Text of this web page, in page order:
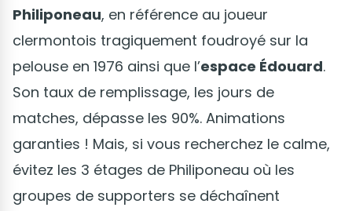
Philiponeau, en référence au joueur
clermontois tragiquement foudroyé sur la
pelouse en 1976 ainsi que l’espace Édouard.
Son taux de remplissage, les jours de
matches, dépasse les 90%. Animations
garanties ! Mais, si vous recherchez le calme,
évitez les 3 étages de Philiponeau où les
groupes de supporters se déchaînent